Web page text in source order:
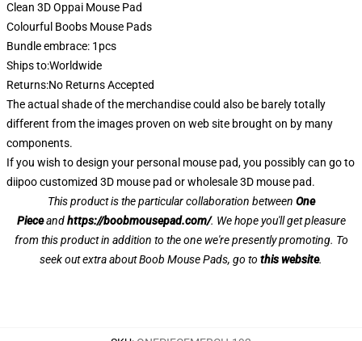
Clean 3D Oppai Mouse Pad
Colourful Boobs Mouse Pads
Bundle embrace: 1pcs
Ships to:Worldwide
Returns:No Returns Accepted
The actual shade of the merchandise could also be barely totally
different from the images proven on web site brought on by many
components.
If you wish to design your personal mouse pad, you possibly can go to
diipoo customized 3D mouse pad or wholesale 3D mouse pad.
This product is the particular collaboration between One
Pieceandhttps://boobmousepad.com/. We hope you'll get pleasure
from this product in addition to the one we're presently promoting. To
seek out extra about Boob Mouse Pads, go to this website.